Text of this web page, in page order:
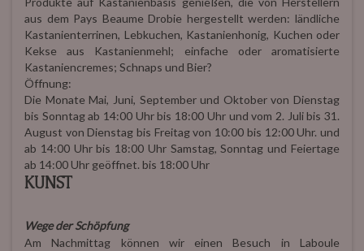
aus dem Pays Beaume Drobie hergestellt werden: ländliche
Kastanienterrinen, Lebkuchen, Kastanienhonig, Kuchen oder
Kekse aus Kastanienmehl; einfache oder aromatisierte
Kastaniencremes; Schnaps und Bier?
Öffnung:
Die Monate Mai, Juni, September und Oktober von Dienstag
bis Sonntag ab 14:00 Uhr bis 18:00 Uhr und vom 2. Juli bis 31.
August von Dienstag bis Freitag von 10:00 bis 12:00 Uhr. und
ab 14:00 Uhr bis 18:00 Uhr Samstag, Sonntag und Feiertage
ab 14:00 Uhr geöffnet. bis 18:00 Uhr
KUNST
Wege der Schöpfung
Am Nachmittag können wir einen Besuch in Laboule